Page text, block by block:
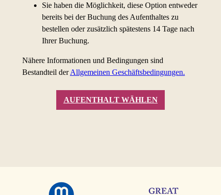
Sie haben die Möglichkeit, diese Option entweder
bereits bei der Buchung des Aufenthaltes zu
bestellen oder zusätzlich spätestens 14 Tage nach
Ihrer Buchung.
Nähere Informationen und Bedingungen sind
Bestandteil derAllgemeinen Geschäftsbedingungen.
AUFENTHALT WÄHLEN